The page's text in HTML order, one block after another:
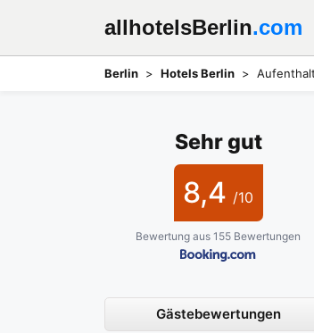
allhotelsBerlin.com
Berlin Hotels Berlin
Sehr gut
8,4 /10
Bewertung aus 155 Bewertungen
Gästebewertungen